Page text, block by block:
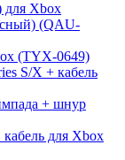
для Xbox
(QAU-
(TYX-0649)
S/X + кабель
+ шнур
для Xbox